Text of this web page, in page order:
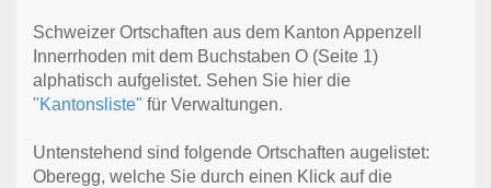
Schweizer Ortschaften aus dem Kanton Appenzell
Innerrhoden mit dem Buchstaben O (Seite 1)
alphatisch aufgelistet. Sehen Sie hier die
"Kantonsliste" für Verwaltungen.
Untenstehend sind folgende Ortschaften augelistet:
Oberegg, welche Sie durch einen Klick auf die